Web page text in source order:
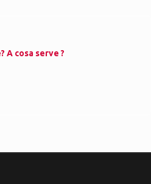
A cosa serve ?